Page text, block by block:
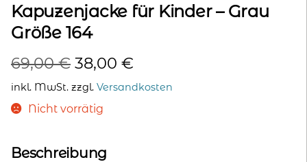
Kapuzenjacke für Kinder – Grau
Größe 164
69,00€ Ursprünglicher
Preis
war:
38,00 €
Preis
inkl. MwSt. zzgl. Versandkosten
Nicht vorrätig
Beschreibung